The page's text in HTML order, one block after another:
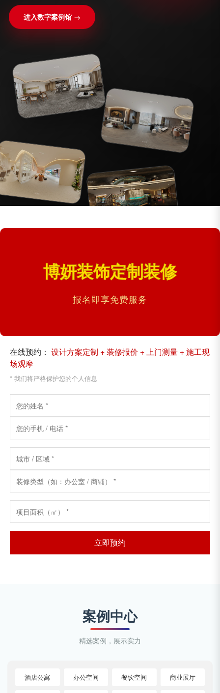
进入数字案例馆 →
博妍装饰定制装修
报名即享免费服务
在线预约： 设计方案定制 + 装修报价 + 上门测量 + 施工现
场观摩
* 我们将严格保护您的个人信息
立即预约
案例中心
精选案例，展示实力
酒店公寓 办公空间 餐饮空间 商业展厅